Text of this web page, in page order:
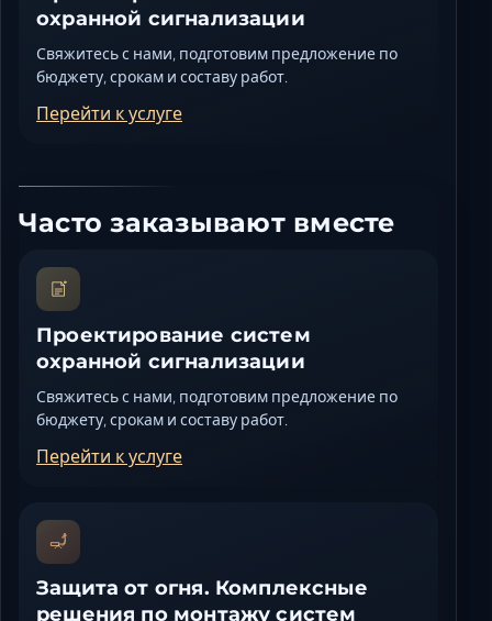
охранной сигнализации
Свяжитесь с нами, подготовим предложение по
бюджету, срокам и составу работ.
Перейти к услуге
Часто заказывают вместе
Проектирование систем
охранной сигнализации
Свяжитесь с нами, подготовим предложение по
бюджету, срокам и составу работ.
Перейти к услуге
Защита от огня. Комплексные
решения по монтажу систем